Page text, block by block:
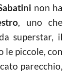
non ha
, uno che
superstar, il
le piccole, con
parecchio,